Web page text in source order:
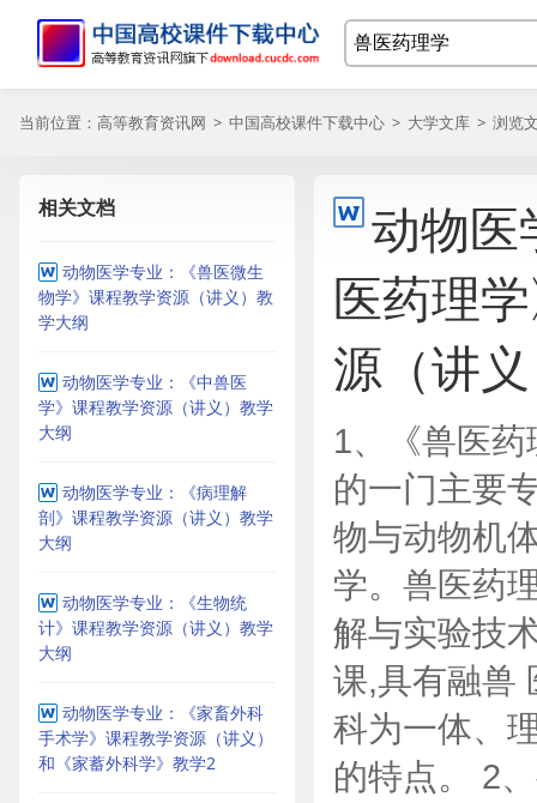
当前位置： 高等教育资讯网 > 中国高校课件下载中心 > 大学文库 > 浏览
相关文档
动物医学专业：《兽医微生
物学》课程教学资源（讲义）教
学大纲
动物医学专业：《中兽医
学》课程教学资源（讲义）教学
大纲
动物医学专业：《病理解
剖》课程教学资源（讲义）教学
大纲
动物医学专业：《生物统
计》课程教学资源（讲义）教学
大纲
动物医学专业：《家畜外科
手术学》课程教学资源（讲义）
和《家蓄外科学》教学2
动物医
医药理
源（讲
1、《兽医
的一门主要
物与动物机
学。兽医药
解与实验技
课,具有融兽
科为一体、
的特点。 2